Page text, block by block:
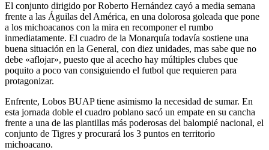
El conjunto dirigido por Roberto Hernández cayó a media semana
frente a las Águilas del América, en una dolorosa goleada que pone
a los michoacanos con la mira en recomponer el rumbo
inmediatamente. El cuadro de la Monarquía todavía sostiene una
buena situación en la General, con diez unidades, mas sabe que no
debe «aflojar», puesto que al acecho hay múltiples clubes que
poquito a poco van consiguiendo el futbol que requieren para
protagonizar.
Enfrente, Lobos BUAP tiene asimismo la necesidad de sumar. En
esta jornada doble el cuadro poblano sacó un empate en su cancha
frente a una de las plantillas más poderosas del balompié nacional, el
conjunto de Tigres y procurará los 3 puntos en territorio
michoacano.